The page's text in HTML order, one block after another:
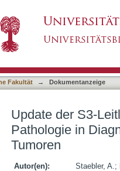
maligne
Tumoren
Fakultät → Dokumentanzeige
Update der S3-
Pathologie in
Tumoren
Autor(en): Staebler, A.;